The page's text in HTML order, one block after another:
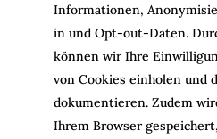
Informationen,
in und Opt-out-Daten.
können wir Ihre
von Cookies einholen und
dokumentieren. Zudem
Ihrem Browser